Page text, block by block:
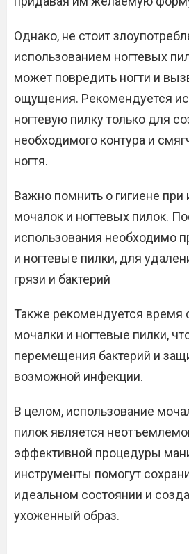
Однако, не стоит
использованием ногтевых
может повредить ногти и
ощущения. Рекомендуется
ногтевую пилку только для
необходимого контура и
ногтя.
Важно помнить о гигиене при
мочалок и ногтевых пилок.
использования необходимо
и ногтевые пилки, для
грязи и бактерий
Также рекомендуется время
мочалки и ногтевые пилки,
перемещения бактерий и
возможной инфекции.
В целом, использование
пилок является
эффективной процедуры
инструменты помогут
идеальном состоянии и
ухоженный образ.